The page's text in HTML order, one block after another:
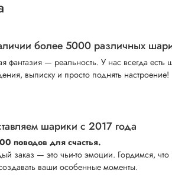
более 5000 различных
фантазия — реальность. У нас всегда есть
выписку и просто поднять настроение!
шарики с 2017 года
поводов для счастья.
заказ — это чьи-то эмоции. Гордимся, что
ваши особенные моменты.